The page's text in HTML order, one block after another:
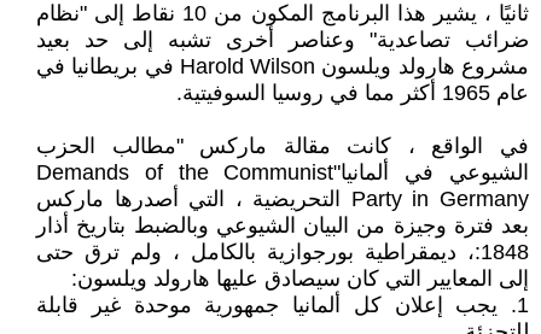
ثانيًا ، يشير هذا البرنامج المكون من 10 نقاط إلى "نظام
ضرائب تصاعدية" وعناصر أخرى تشبه إلى حد بعيد
مشروع هارولد ويلسون Harold Wilson في بريطانيا في
عام 1965 أكثر مما في روسيا السوفيتية.
في الواقع ، كانت مقالة ماركس "مطالب الحزب
الشيوعي في ألمانيا"Demands of the Communist
Party in Germany التحريضية ، التي أصدرها ماركس
بعد فترة وجيزة من البيان الشيوعي وبالضبط بتاريخ أذار
1848:، ديمقراطية بورجوازية بالكامل ، ولم ترق حتى
إلى المعايير التي كان سيصادق عليها هارولد ويلسون:
1. يجب إعلان كل ألمانيا جمهورية موحدة غير قابلة